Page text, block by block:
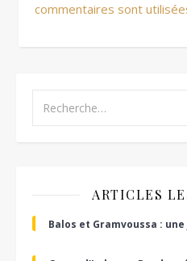
commentaires sont
ARTICLES
Balos et Gramvoussa :